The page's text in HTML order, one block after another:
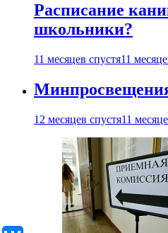
Расписание
школьники?
11 месяцев спустя11
Минпросвещения
12 месяцев спустя11